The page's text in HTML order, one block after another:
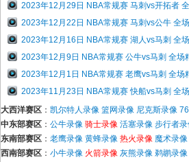
2023年12月29日 NBA常规赛 马刺vs开拓者
2023年12月22日 NBA常规赛 马刺vs公牛 全
2023年12月16日 NBA常规赛 湖人vs马刺 全
2023年12月9日 NBA常规赛 公牛vs马刺 全场
2023年12月1日 NBA常规赛 老鹰vs马刺 全场
2023年11月23日 NBA常规赛 快船vs马刺 全
大西洋赛区 ： 凯尔特人录像 篮网录像 尼克斯录像
中东部赛区 ： 公牛录像 骑士录像 活塞录像 步行者
东南部赛区 ： 老鹰录像 黄蜂录像 热火录像 魔术录像
西南部赛区 ： 小牛录像 火箭录像 灰熊录像 鹈鹕录像